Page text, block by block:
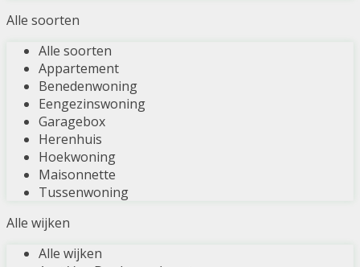
Alle soorten
Alle soorten
Appartement
Benedenwoning
Eengezinswoning
Garagebox
Herenhuis
Hoekwoning
Maisonnette
Tussenwoning
Alle wijken
Alle wijken